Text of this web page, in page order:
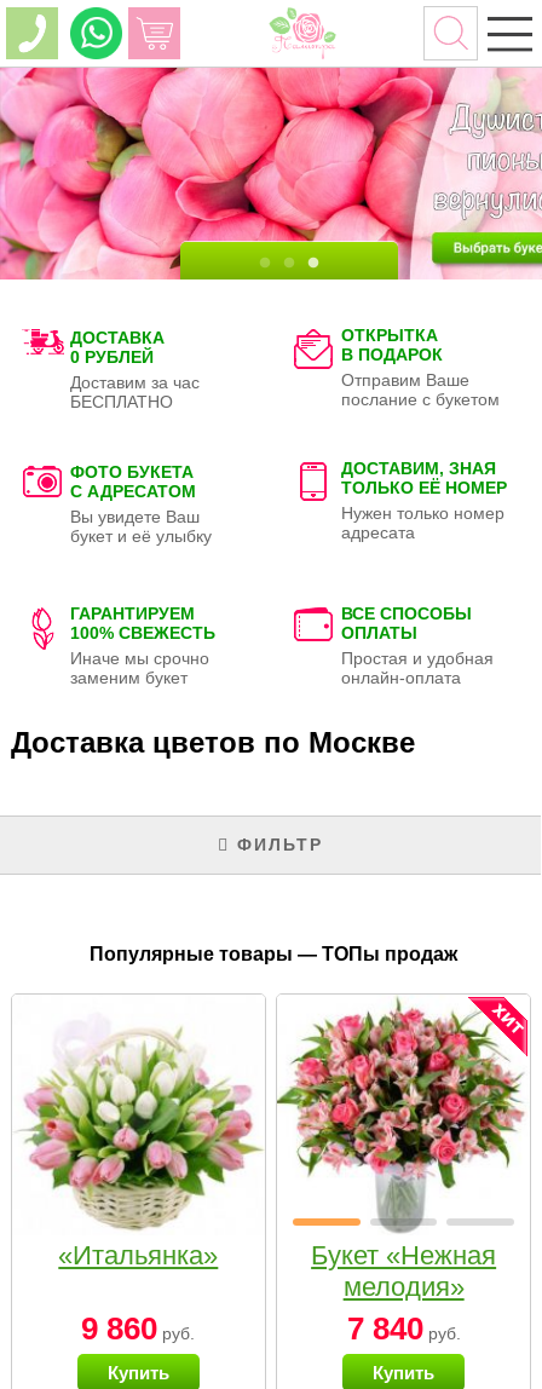
ДОСТАВКА
0 РУБЛЕЙ
Доставим за час
БЕСПЛАТНО
ОТКРЫТКА
В ПОДАРОК
Отправим Ваше
послание с букетом
ФОТО БУКЕТА
С АДРЕСАТОМ
Вы увидете Ваш
букет и её улыбку
ДОСТАВИМ, ЗНАЯ
ТОЛЬКО ЕЁ НОМЕР
Нужен только номер
адресата
ГАРАНТИРУЕМ
100% СВЕЖЕСТЬ
Иначе мы срочно
заменим букет
ВСЕ СПОСОБЫ
ОПЛАТЫ
Простая и удобная
онлайн-оплата
Доставка цветов по Москве
ФИЛЬТР
Популярные товары — ТОПы продаж
«Итальянка»
9 860 руб.
Купить
Букет «Нежная
мелодия»
7 840руб.
Купить